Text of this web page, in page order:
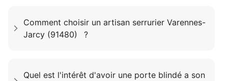
Comment choisir un artisan serrurier Varennes-
Jarcy (91480) ?
Quel est l'intérêt d'avoir une porte blindé a son